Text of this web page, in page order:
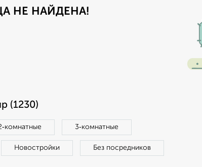
НЕ НАЙДЕНА!
(1230)
3‑комнатные
Новостройки Без посредников